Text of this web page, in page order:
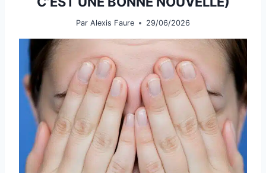
Par Alexis Faure 29/06/2026